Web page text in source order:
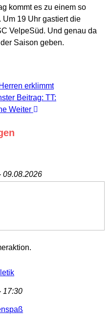
kommt es zu einem so
19 Uhr gastiert die
VelpeSüd. Und genau da
Saison geben.
erklimmt
Beitrag: TT:
Weiter
09.08.2026
17:30